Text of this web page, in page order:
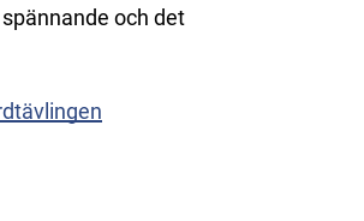
och det